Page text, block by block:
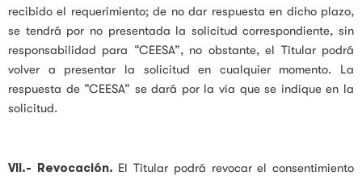
recibido el requerimiento; de no dar respuesta en dicho plazo,
se tendrá por no presentada la solicitud correspondiente, sin
responsabilidad para “CEESA”, no obstante, el Titular podrá
volver a presentar la solicitud en cualquier momento. La
respuesta de “CEESA” se dará por la vía que se indique en la
solicitud.
VII.- Revocación. El Titular podrá revocar el consentimiento